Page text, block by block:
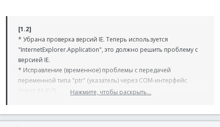
[1.2]
* Убрана проверка версий IE. Теперь используется
"InternetExplorer.Application", это должно решить проблему с
версией IE.
* Исправление (временное) проблемы с передачей
переменной типа "ptr" (указатель) через COM-интерфейс
тикет #1410
_Container_PutProperty/GetProperty, поддерживает только
Нажмите, чтобы раскрыть...